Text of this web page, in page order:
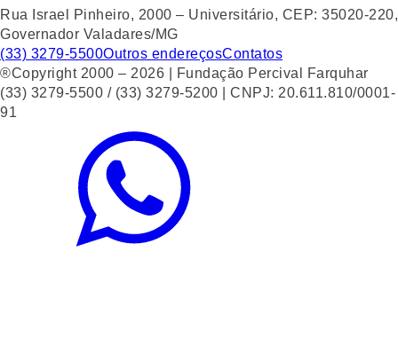
Rua Israel Pinheiro, 2000 – Universitário, CEP: 35020-220,
Governador Valadares/MG
(33) 3279-5500Outros endereçosContatos
®Copyright 2000 – 2026 | Fundação Percival Farquhar
(33) 3279-5500 / (33) 3279-5200 | CNPJ: 20.611.810/0001-
91